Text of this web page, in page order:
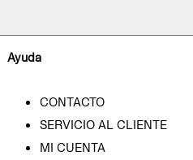
Ayuda
CONTACTO
SERVICIO AL CLIENTE
MI CUENTA